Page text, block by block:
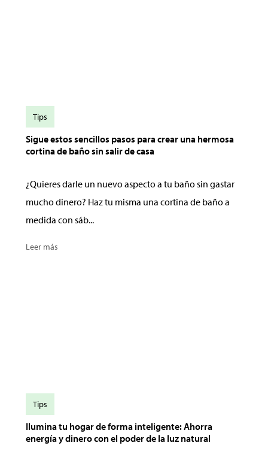
Sigue estos sencillos pasos para crear una hermosa
cortina de baño sin salir de casa
¿Quieres darle un nuevo aspecto a tu baño sin gastar
mucho dinero? Haz tu misma una cortina de baño a
medida con sáb...
Leer más
Tips
Ilumina tu hogar de forma inteligente: Ahorra
energía y dinero con el poder de la luz natural
Tips